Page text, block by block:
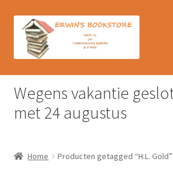
door
naar
naar
Home
Afrekenen
Wegens vakantie
met 24 augustus
Home Producten getagged “H.L. Gold”